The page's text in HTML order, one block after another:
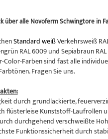
über alle Novoferm Schwingtore in
Standard weißVerkehrsweiß
RAL 6009 und Sepiabraun
Color-Farben sind fast alle
Fragen Sie uns.
durch grundlackierte,
flüsterleise Kunststoff-Laufrollen
durchgehend verschweißte
Funktionssicherheit durch